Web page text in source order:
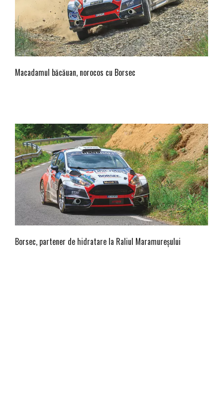
Macadamul băcăuan, norocos cu Borsec
Borsec, partener de hidratare la Raliul Maramureșului